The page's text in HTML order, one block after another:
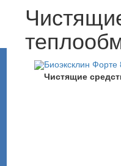
Биоэксклин Форте
Чистящие